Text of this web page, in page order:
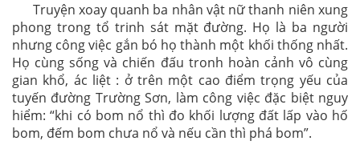
Truyện xoay quanh ba nhân vật nữ thanh niên xung
phong trong tổ trinh sát mặt đường. Họ là ba người
nhưng công việc gắn bó họ thành một khối thống nhất.
Họ cùng sống và chiến đấu tronh hoàn cảnh vô cùng
gian khổ, ác liệt : ở trên một cao điểm trọng yếu của
tuyến đường Trường Sơn, làm công việc đặc biệt nguy
hiểm: “khi có bom nổ thì đo khối lượng đất lấp vào hố
bom, đếm bom chưa nổ và nếu cần thì phá bom”.